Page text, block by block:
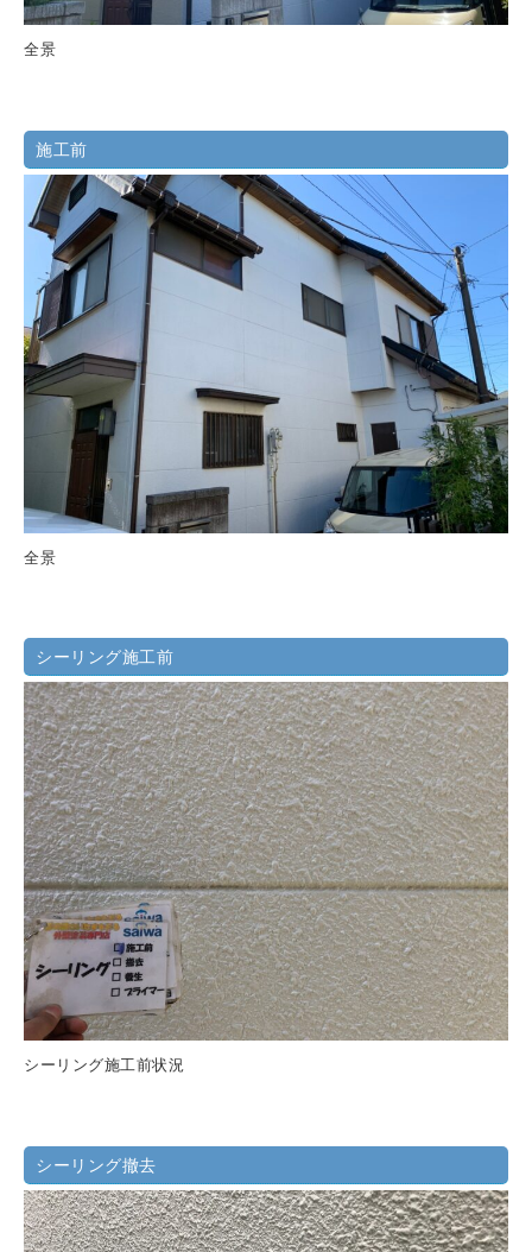
全景
施工前
全景
シーリング施工前
シーリング施工前状況
シーリング撤去